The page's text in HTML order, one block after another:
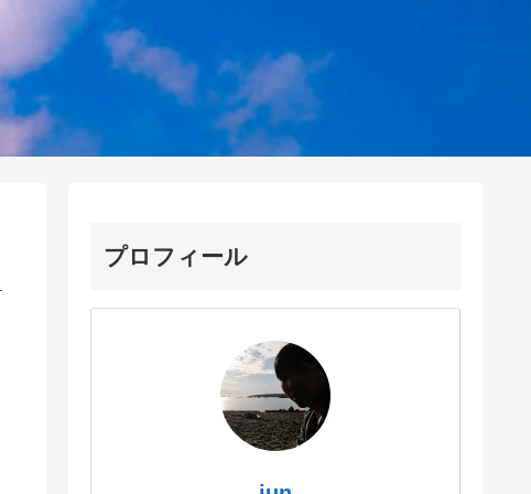
プロフィール